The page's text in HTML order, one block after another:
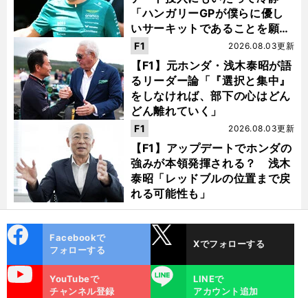
「ハンガリーGPが僕らに優し
いサーキットであることを願
う」
【F1】元ホンダ・浅木泰昭が語
るリーダー論「『選択と集中』
をしなければ、部下の心はどん
どん離れていく」
2026.08.03更新
F1
【F1】アップデートでホンダの
強みが本領発揮される？ 浅木
泰昭「レッドブルの位置まで戻
れる可能性も」
2026.08.03更新
F1
ok
Facebookで
フォローする
Xでフォローする
YouTubeで
チャンネル登録
LINE
LINEで
アカウント追加